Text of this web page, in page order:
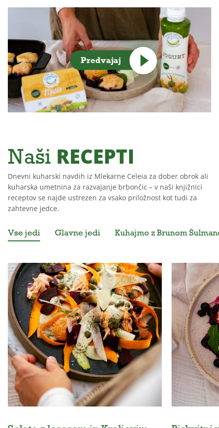
Predvajaj
Naši RECEPTI
Dnevni kuharski navdih iz Mlekarne Celeia za dober obrok ali
kuharska umetnina za razvajanje brbončic – v naši knjižnici
receptov se najde ustrezen za vsako priložnost kot tudi za
zahtevne jedce.
Vse jedi Glavne jedi Kuhajmo z Brunom